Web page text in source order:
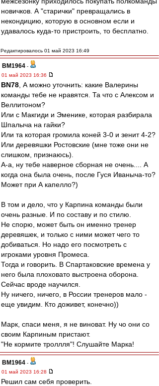
новичков. А "старички" превращались в
некондицию, которую в основном если и
удавалось куда-то пристроить, то бесплатно.
Редактировалось 01 май 2023 16:49
BM1964 -
01 май 2023 16:36
BN78 , А можно уточнить: какие Валерины
команды тебе не нравятся. Та что с Алексом и
Веллитоном?
Или с Макгиди и Эменике, которая разбирала
Шпалыча на гайки?
Или та которая громила коней 3-0 и зенит 4-2?
Или деревяшки Ростовские (мне тоже они не
слишком, признаюсь).
А-а, ну тебе наверное сборная не очень.... А
когда она была очень, после Гуся Иваныча-то?
Может при А капелло?)
В том и дело, что у Карпина команды были
очень разные. И по составу и по стилю.
Не спорю, может быть он именно тренер
деревяшек, и только с ними может чего то
добиваться. Но надо его посмотреть с
игроками уровня Промеса.
Тогда и говорить. В Спартаковские времена у
него была плоховато выстроена оборона.
Сейчас вроде научился.
Ну ничего, ничего, в России тренеров мало -
еще увидим. Кто доживет, конечно))
Марк, спаси меня, я не виноват. Ну чо они со
своим Карпиным пристают.
"Не кормите троллля"! Слушайте Марка!
BM1964 -
01 май 2023 16:28
Решил сам себя проверить.